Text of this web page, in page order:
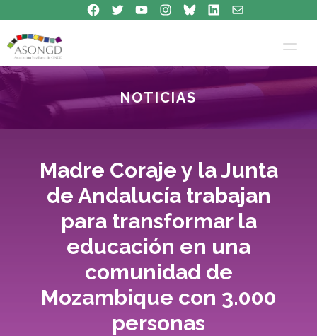
al
contenido
Síguenos en Facebook
Síguenos en Twitter
Síguenos en Youtube
Síguenos en Instagram
Bluesky
Síguenos en Linkedin
contacto
NOTICIAS
Madre Coraje y la Junta
de Andalucía trabajan
para transformar la
educación en una
comunidad de
Mozambique con 3.000
personas